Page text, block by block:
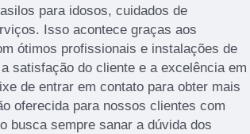
para idosos, cuidados de
Isso acontece graças aos
ótimos profissionais e instalações de
satisfação do cliente e a excelência em
de entrar em contato para obter mais
oferecida para nossos clientes com
busca sempre sanar a dúvida dos